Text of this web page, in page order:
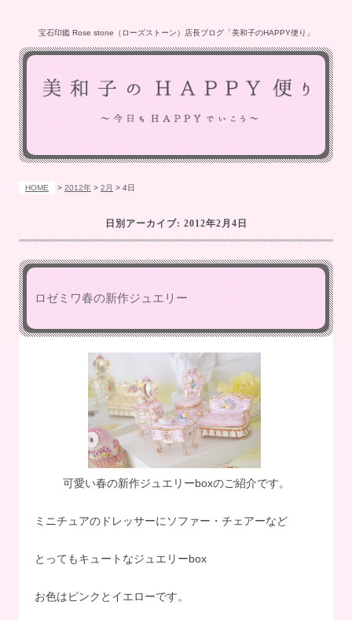
宝石印鑑 Rose stone（ローズストーン）店長ブログ「美和子のHAPPY便り」
HOME > 2012年 > 2月 > 4日
日別アーカイブ: 2012年2月4日
ロゼミワ春の新作ジュエリー
可愛い春の新作ジュエリーboxのご紹介です。
ミニチュアのドレッサーにソファー・チェアーなど
とってもキュートなジュエリーbox
お色はピンクとイエローです。